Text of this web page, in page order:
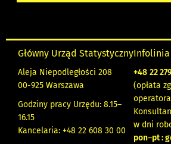
Główny Urząd Statystyczny
Aleja Niepodległości 208
00-925 Warszawa
Godziny pracy Urzędu: 8.15–
16.15
Kancelaria: +48 22 608 30 00
Infolinia
+48 22
(opłata
w dni
pon–pt :